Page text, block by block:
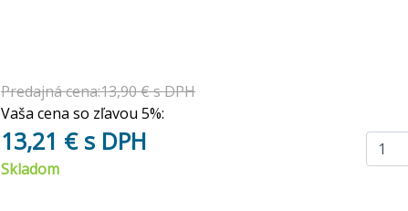
Predajná cena:13,90 € s DPH
Vaša cena so zľavou 5%:
13,21 € s DPH
Skladom